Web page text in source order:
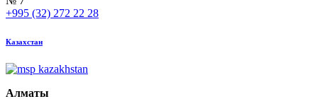
+995 (32) 272 22 28
Казахстан
Алматы